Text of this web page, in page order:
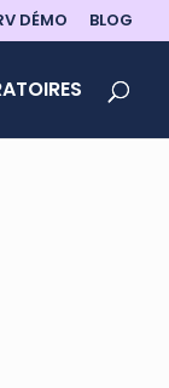
DÉMO BLOG